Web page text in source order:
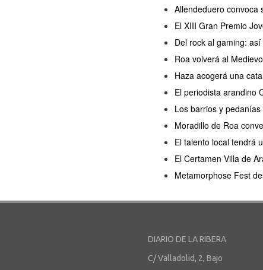
Allendeduero convoca
El XIII Gran Premio
Del rock al gaming:
Roa volverá al
Haza acogerá una
El periodista arandino
Los barrios y
Moradillo de Roa
El talento local tendrá
El Certamen Villa de
Metamorphose Fest
DIARIO DE LA RIBERA
C/ Valladolid, 2, Bajo